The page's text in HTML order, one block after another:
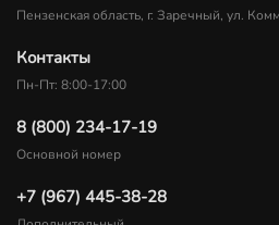
Пензенская область, г. Заречный, ул.
Контакты
Пн-Пт: 8:00-17:00
8 (800) 234-17-19
Основной номер
+7 (967) 445-38-28